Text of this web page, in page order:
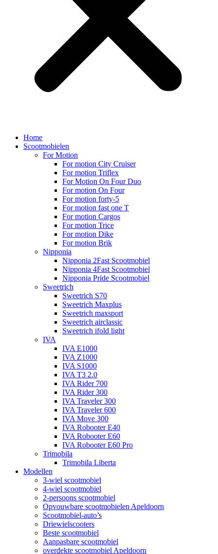
Home
Scootmobielen
For Motion
For motion City Cruiser
For motion Triflex
For Motion On Four Duo
For motion On Four
For motion forty-5
For motion fast one T
For motion Cargos
For motion Trice
For motion Dike
For motion Brik
Nipponia
Nipponia 2Fast Scootmobiel
Nipponia 4Fast Scootmobiel
Nipponia Pride Scootmobiel
Sweetrich
Sweetrich S70
Sweetrich Maxplus
Sweetrich maxsport
Sweetrich airclassic
Sweetrich ifold light
IVA
IVA E1000
IVA Z1000
IVA S1000
IVA T3 2.0
IVA Rider 700
IVA Rider 300
IVA Traveler 300
IVA Traveler 600
IVA Move 300
IVA Robooter E40
IVA Robooter E60
IVA Robooter E60 Pro
Trimobila
Trimobila Liberta
Modellen
3-wiel scootmobiel
4-wiel scootmobiel
2-persoons scootmobiel
Opvouwbare scootmobielen Apeldoorn
Scootmobiel-auto’s
Driewielscooters
Beste scootmobiel
Aanpasbare scootmobiel
overdekte scootmobiel Apeldoorn